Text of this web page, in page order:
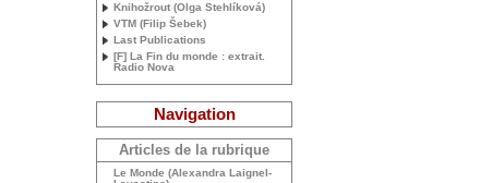
Knihožrout (Olga Stehlíková)
VTM (Filip Šebek)
Last Publications
[F] La Fin du monde : extrait.
Radio Nova
Navigation
Articles de la rubrique
Le Monde (Alexandra Laignel-